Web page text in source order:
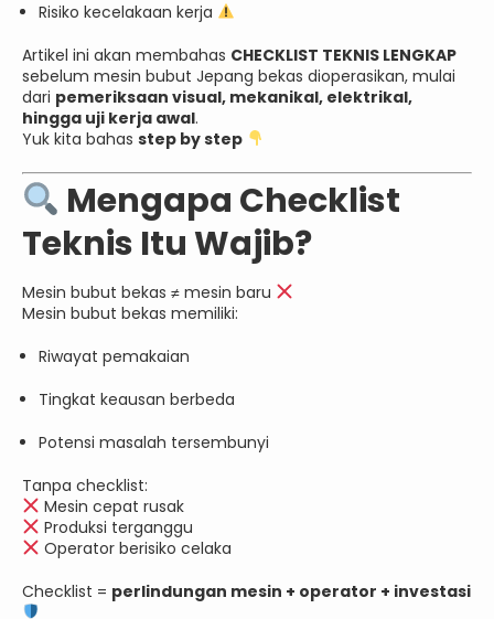
Risiko kecelakaan kerja
Artikel ini akan membahas CHECKLIST TEKNIS LENGKAP
sebelum mesin bubut Jepang bekas dioperasikan, mulai
dari pemeriksaan visual, mekanikal, elektrikal,
hingga uji kerja awal.
Yuk kita bahas step by step
Mengapa Checklist
Teknis Itu Wajib?
Mesin bubut bekas ≠ mesin baru
Mesin bubut bekas memiliki:
Riwayat pemakaian
Tingkat keausan berbeda
Potensi masalah tersembunyi
Tanpa checklist:
Mesin cepat rusak
Produksi terganggu
Operator berisiko celaka
Checklist = perlindungan mesin + operator + investasi